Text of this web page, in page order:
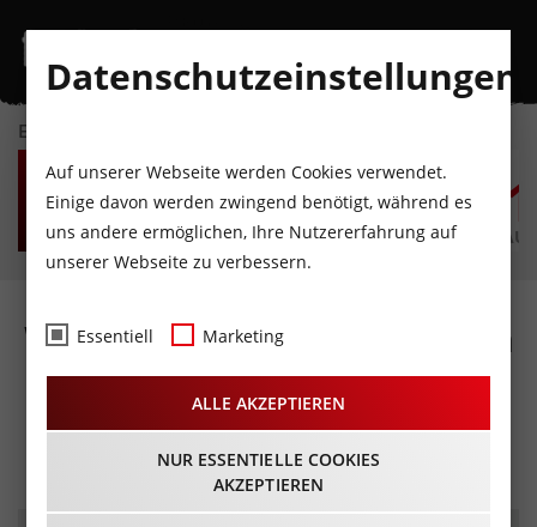
EVENTKALENDER
FR
7
AUGUST
SA
8
AUGUST
SO
9
AUGUST
MO
10
AUGUST
DI
11
AUGUST
Wie schön ist der Mai – Ein
frühlingshaftes
Mitsingkonzert
08.03.2025 - Beginn 09:30 Uhr
Datenschutzeinstellungen
Auf unserer Webseite werden Cookies verwendet.
Einige davon werden zwingend benötigt, während es
uns andere ermöglichen, Ihre Nutzererfahrung auf
unserer Webseite zu verbessern.
Essentiell Marketing
ALLE AKZEPTIEREN
NUR ESSENTIELLE COOKIES
AKZEPTIEREN